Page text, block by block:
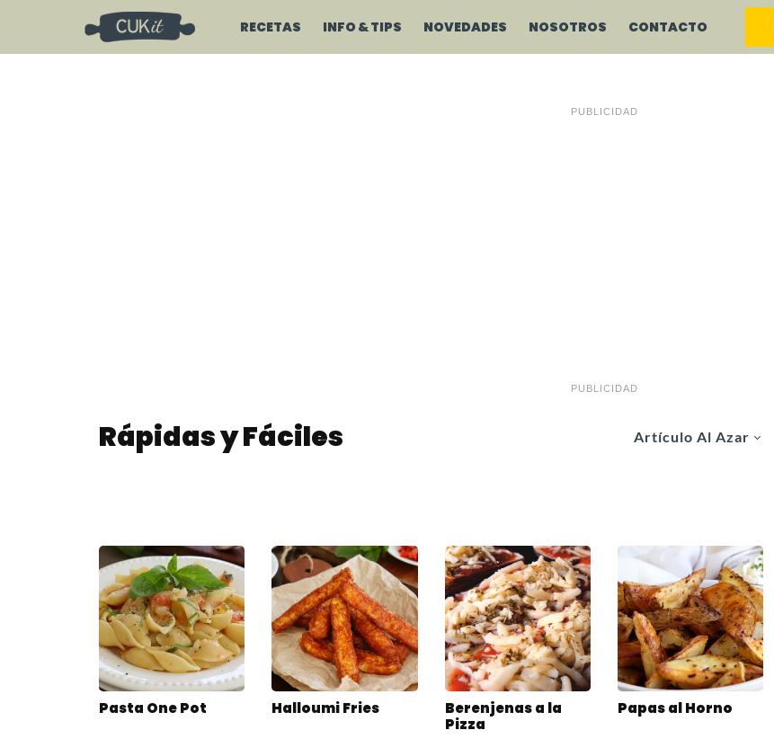
RECETAS INFO & TIPS NOVEDADES NOSOTROS CONTACTO
PUBLICIDAD
PUBLICIDAD
Artículo Al Azar
Rápidas y Fáciles
Pasta One Pot Halloumi Fries
Berenjenas a la
Pizza
Papas al Horno